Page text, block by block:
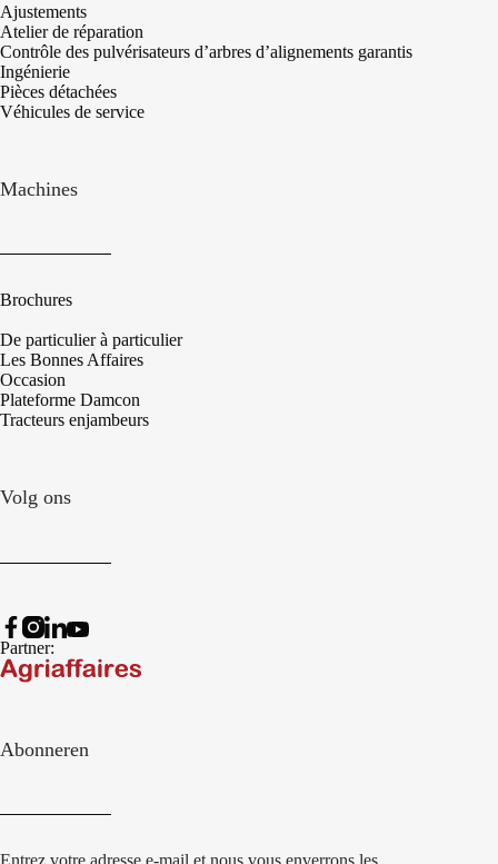
Ajustements
Atelier de réparation
Contrôle des pulvérisateurs d’arbres d’alignements garantis
Ingénierie
Pièces détachées
Véhicules de service
Machines
Brochures
De particulier à particulier
Les Bonnes Affaires
Occasion
Plateforme Damcon
Tracteurs enjambeurs
Volg ons
Partner:
Abonneren